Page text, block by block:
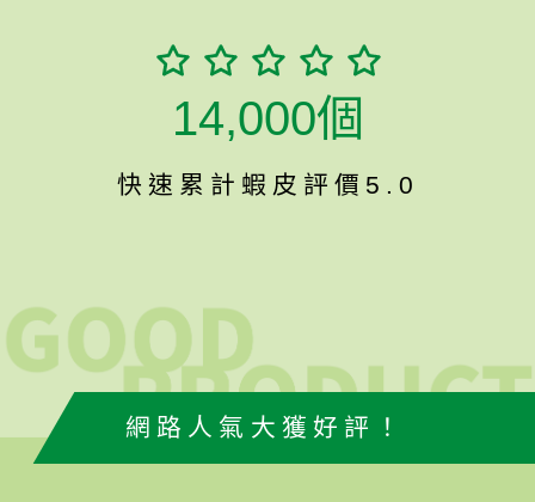
14,000個
快速累計蝦皮評價5.0
網路人氣大獲好評！